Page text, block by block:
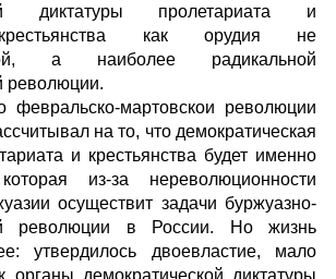
диктатуры пролетариата и
как орудия не
а наиболее радикальной
революции.
февральско-мартовскои революции
на то, что демократическая
и крестьянства будет именно
из-за нереволюционности
осуществит задачи буржуазно-
революции в России. Но жизнь
утвердилось двоевластие, мало
органы демократической диктатуры